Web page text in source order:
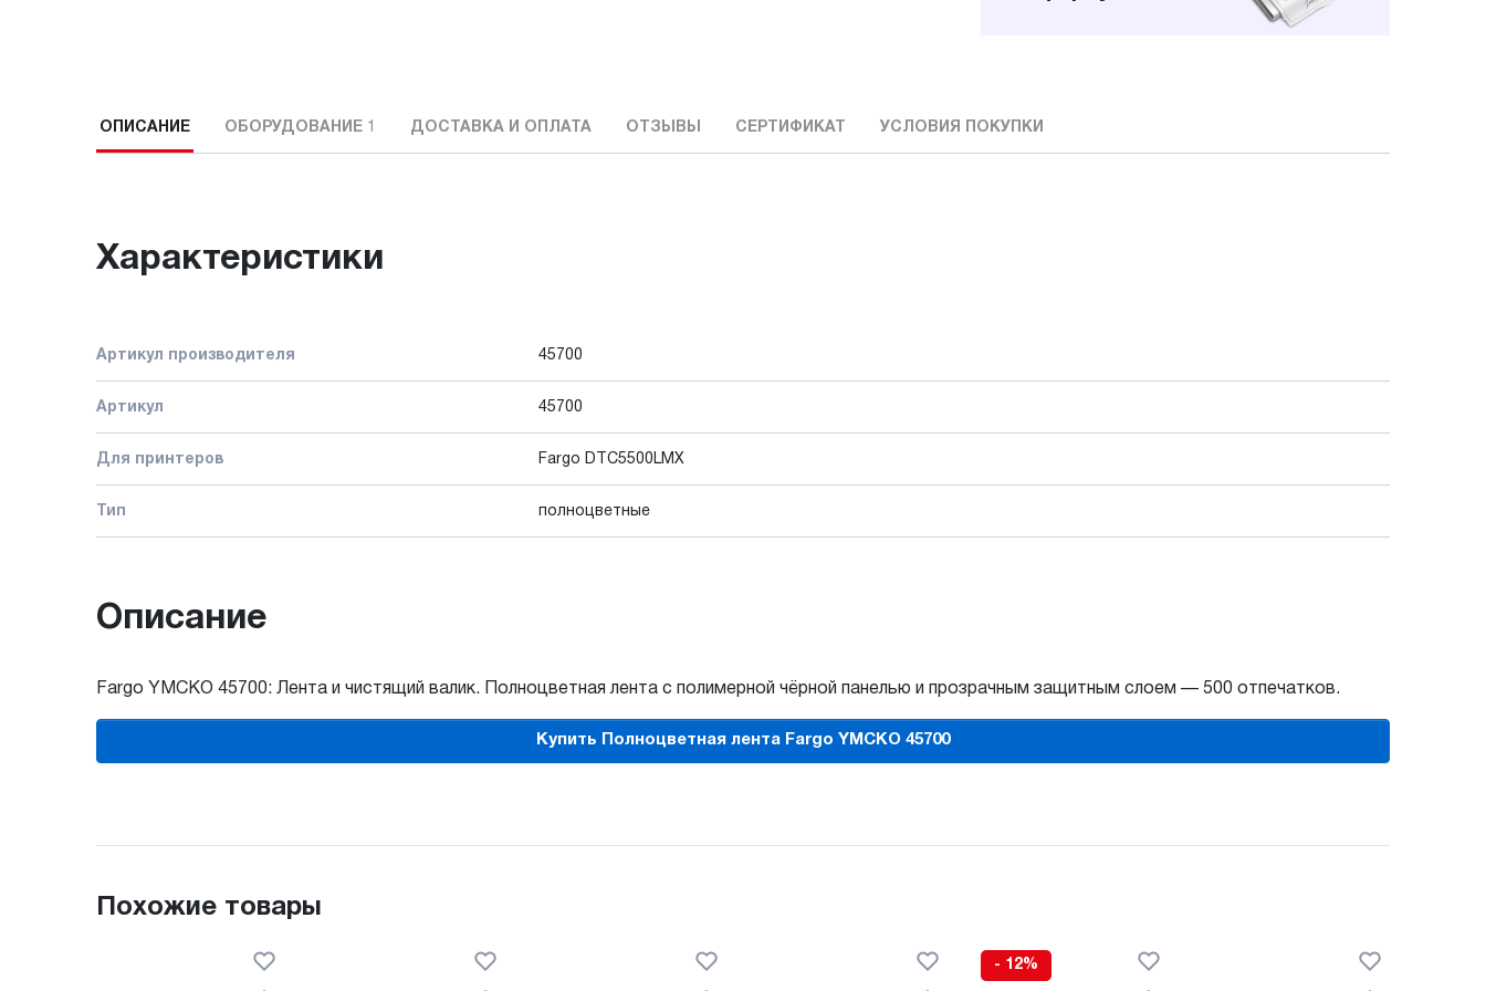
ОПИСАНИЕ ОБОРУДОВАНИЕ ДОСТАВКА И ОПЛАТА ОТЗЫВЫ СЕРТИФИКАТ УСЛОВИЯ ПОКУПКИ
Характеристики
Артикул производителя 45700
Артикул 45700
Для принтеров Fargo DTC5500LMX
Тип полноцветные
Описание
Fargo YMCKO 45700: Лента и чистящий валик. Полноцветная лента с полимерной чёрной панелью и прозрачным защитным слоем — 500 отпечатков.
Купить Полноцветная лента Fargo YMCKO 45700
Похожие товары
- 12%